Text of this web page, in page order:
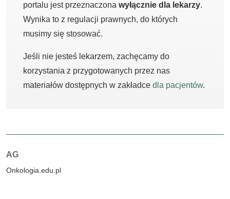
portalu jest przeznaczona wyłącznie dla lekarzy.
Wynika to z regulacji prawnych, do których
musimy się stosować.
Jeśli nie jesteś lekarzem, zachęcamy do
korzystania z przygotowanych przez nas
materiałów dostępnych w zakładce dla pacjentów.
Autorzy:
AG
Onkologia.edu.pl